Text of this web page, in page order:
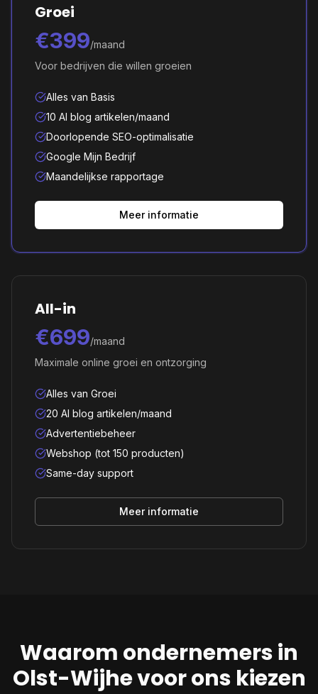
Groei
€399/maand
Voor bedrijven die willen groeien
Alles van Basis
10 AI blog artikelen/maand
Doorlopende SEO-optimalisatie
Google Mijn Bedrijf
Maandelijkse rapportage
Meer informatie
All-in
€699/maand
Maximale online groei en ontzorging
Alles van Groei
20 AI blog artikelen/maand
Advertentiebeheer
Webshop (tot 150 producten)
Same-day support
Meer informatie
Waarom ondernemers in
Olst-Wijhevoor ons kiezen